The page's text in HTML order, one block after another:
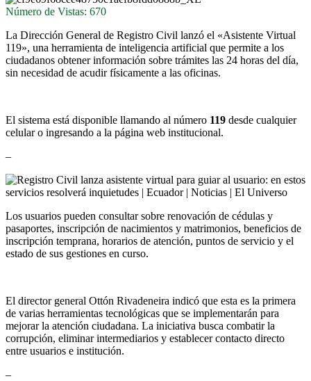
Número de Vistas: 670
La Dirección General de Registro Civil lanzó el «Asistente Virtual
119», una herramienta de inteligencia artificial que permite a los
ciudadanos obtener información sobre trámites las 24 horas del día,
sin necesidad de acudir físicamente a las oficinas.
El sistema está disponible llamando al número 119 desde cualquier
celular o ingresando a la página web institucional.
–
Los usuarios pueden consultar sobre renovación de cédulas y
pasaportes, inscripción de nacimientos y matrimonios, beneficios de
inscripción temprana, horarios de atención, puntos de servicio y el
estado de sus gestiones en curso.
El director general Ottón Rivadeneira indicó que esta es la primera
de varias herramientas tecnológicas que se implementarán para
mejorar la atención ciudadana. La iniciativa busca combatir la
corrupción, eliminar intermediarios y establecer contacto directo
entre usuarios e institución.
–